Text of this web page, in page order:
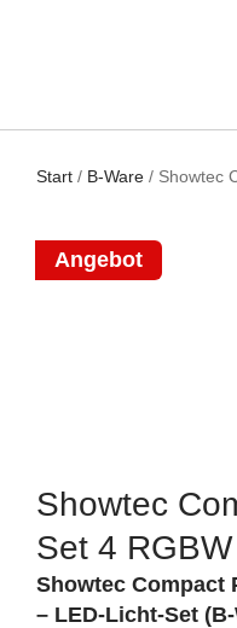
Start / B-Ware / Showtec
Angebot
Showtec
Set 4 RGBW
Showtec Compact
– LED‑Licht‑Set